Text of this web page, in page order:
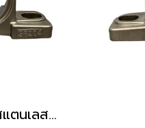
เสื้อลูกปืนตุ๊กตาสแตนเลส SP204